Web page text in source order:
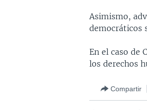
Asimismo,
democráticos
En el caso de
los derechos
Compartir